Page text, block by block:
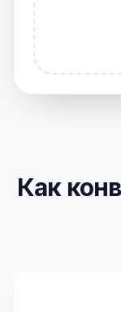
Как